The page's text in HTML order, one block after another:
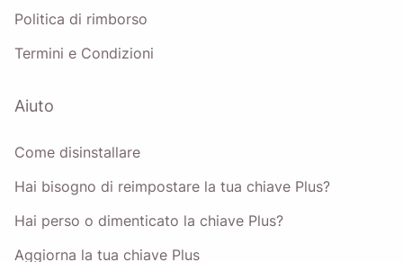
Politica di rimborso
Termini e Condizioni
Aiuto
Come disinstallare
Hai bisogno di reimpostare la tua chiave Plus?
Hai perso o dimenticato la chiave Plus?
Aggiorna la tua chiave Plus